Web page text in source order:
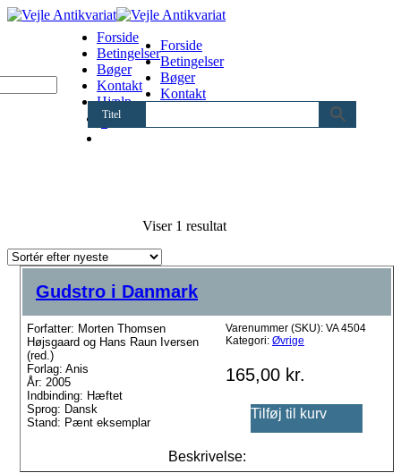
Titel
Forside
Betingelser
Bøger
Kontakt
Hjælp
Forside
Betingelser
Bøger
Kontakt
Viser 1 resultat
Gudstro i Danmark
Forfatter: Morten Thomsen
Højsgaard og Hans Raun Iversen
(red.)
Forlag: Anis
År: 2005
Indbinding: Hæftet
Sprog: Dansk
Stand: Pænt eksemplar
Varenummer (SKU): VA 4504
Kategori: Øvrige
165,00 kr.
Tilføj til kurv
Beskrivelse: